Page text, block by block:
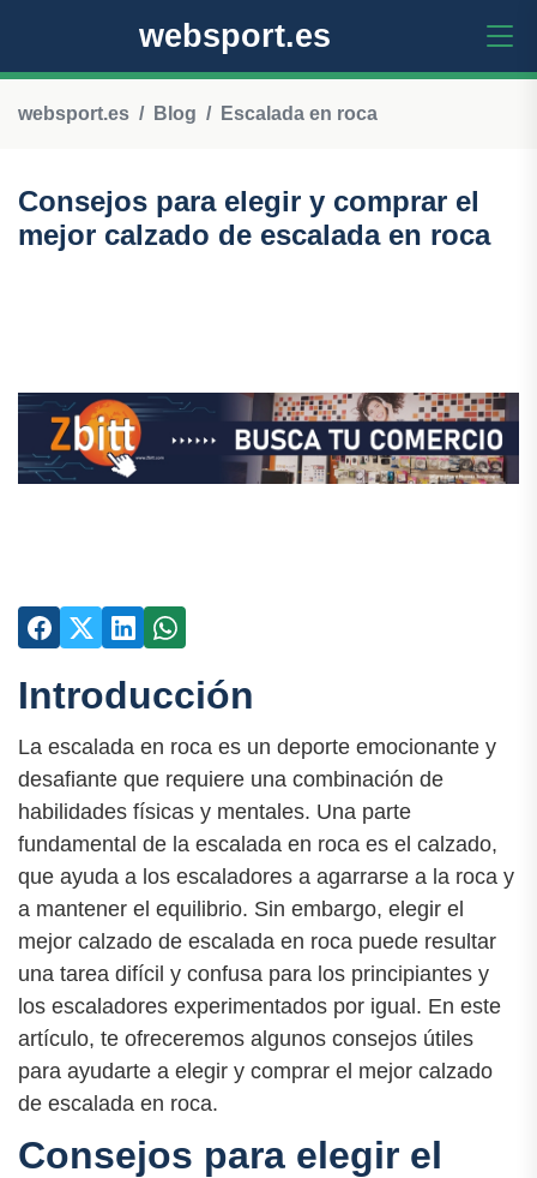
websport.es
websport.es Blog Escalada en roca
Consejos para elegir y comprar el
mejor calzado de escalada en roca
Introducción
La escalada en roca es un deporte emocionante y
desafiante que requiere una combinación de
habilidades físicas y mentales. Una parte
fundamental de la escalada en roca es el calzado,
que ayuda a los escaladores a agarrarse a la roca y
a mantener el equilibrio. Sin embargo, elegir el
mejor calzado de escalada en roca puede resultar
una tarea difícil y confusa para los principiantes y
los escaladores experimentados por igual. En este
artículo, te ofreceremos algunos consejos útiles
para ayudarte a elegir y comprar el mejor calzado
de escalada en roca.
Consejos para elegir el